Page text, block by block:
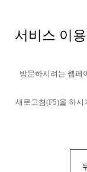
서비스 이
방문하시려는 웹페
새로고침(F5)을 하시